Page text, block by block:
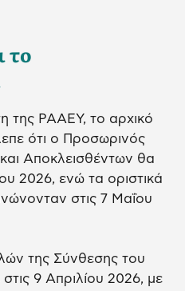
το
της ΡΑΑΕΥ, το αρχικό
ότι ο Προσωρινός
Αποκλεισθέντων θα
2026, ενώ τα οριστικά
στις 7 Μαΐου
της Σύνθεσης του
9 Απριλίου 2026, με